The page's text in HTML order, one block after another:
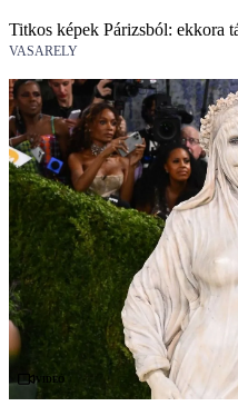
Titkos képek Párizsból: ekkora
VASARELY
Videó